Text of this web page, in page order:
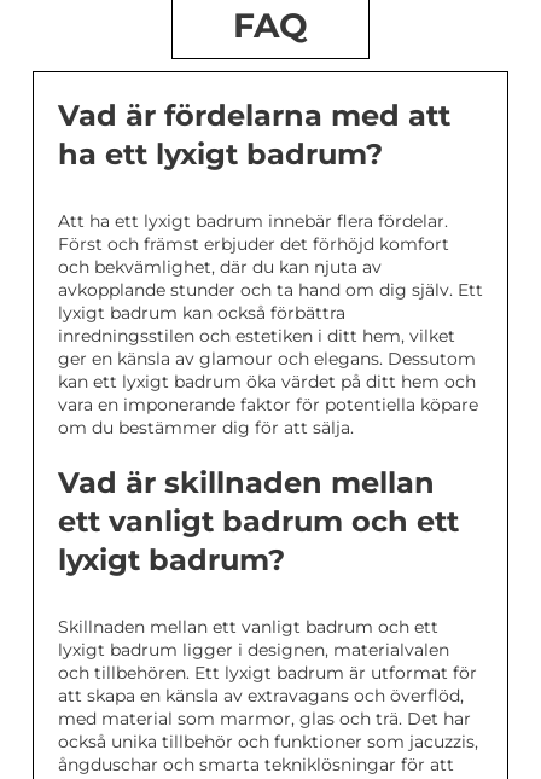
FAQ
Vad är fördelarna med att
ha ett lyxigt badrum?
Att ha ett lyxigt badrum innebär flera fördelar.
Först och främst erbjuder det förhöjd komfort
och bekvämlighet, där du kan njuta av
avkopplande stunder och ta hand om dig själv. Ett
lyxigt badrum kan också förbättra
inredningsstilen och estetiken i ditt hem, vilket
ger en känsla av glamour och elegans. Dessutom
kan ett lyxigt badrum öka värdet på ditt hem och
vara en imponerande faktor för potentiella köpare
om du bestämmer dig för att sälja.
Vad är skillnaden mellan
ett vanligt badrum och ett
lyxigt badrum?
Skillnaden mellan ett vanligt badrum och ett
lyxigt badrum ligger i designen, materialvalen
och tillbehören. Ett lyxigt badrum är utformat för
att skapa en känsla av extravagans och överflöd,
med material som marmor, glas och trä. Det har
också unika tillbehör och funktioner som jacuzzis,
ångduschar och smarta tekniklösningar för att